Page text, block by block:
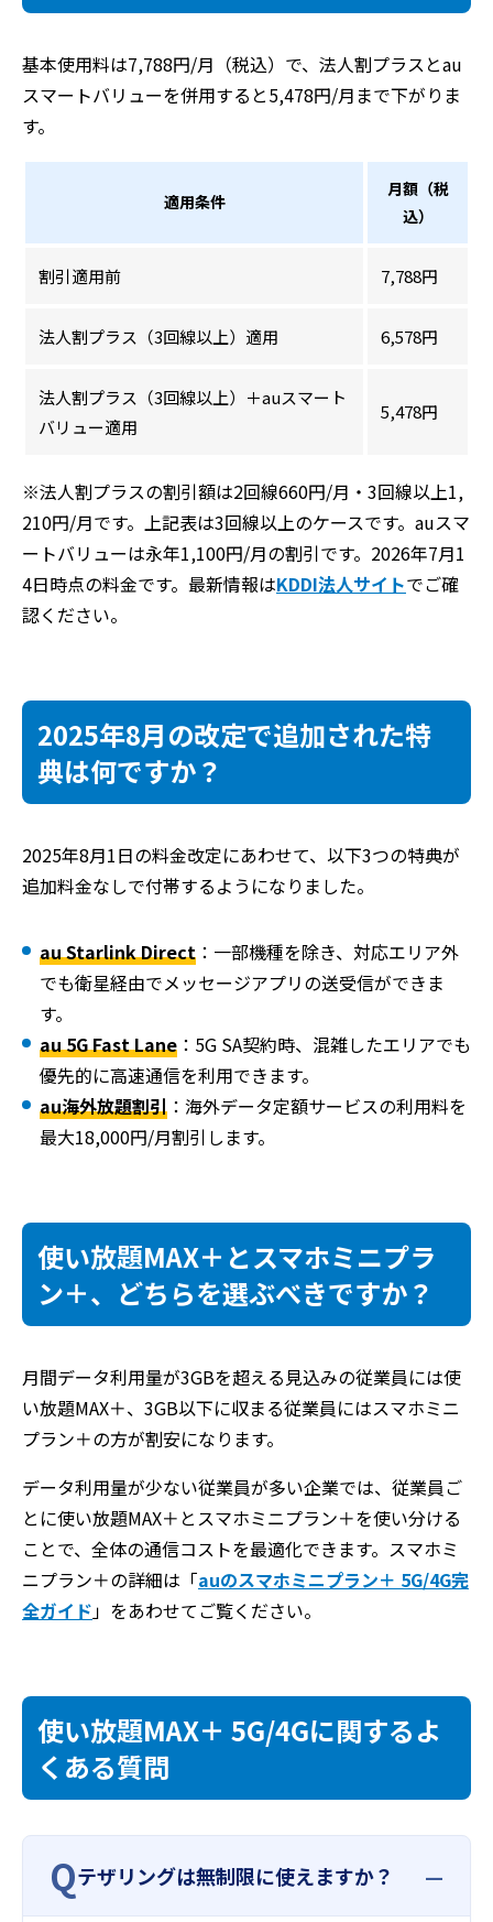
基本使用料は7,788円/月（税込）で、法人割プラスとau
スマートバリューを併用すると5,478円/月まで下がりま
す。
適用条件
月額（税
込）
割引適用前 7,788円
法人割プラス（3回線以上）適用 6,578円
法人割プラス（3回線以上）＋auスマート
バリュー適用
5,478円
※法人割プラスの割引額は2回線660円/月・3回線以上1,
210円/月です。上記表は3回線以上のケースです。auスマ
ートバリューは永年1,100円/月の割引です。2026年7月1
4日時点の料金です。最新情報はKDDI法人サイトでご確
認ください。
2025年8月の改定で追加された特
典は何ですか？
2025年8月1日の料金改定にあわせて、以下3つの特典が
追加料金なしで付帯するようになりました。
au Starlink Direct ：一部機種を除き、対応エリア外
でも衛星経由でメッセージアプリの送受信ができま
す。
au 5G Fast Lane ：5G SA契約時、混雑したエリアでも
優先的に高速通信を利用できます。
au海外放題割引 ：海外データ定額サービスの利用料を
最大18,000円/月割引します。
使い放題MAX＋とスマホミニプラ
ン＋、どちらを選ぶべきですか？
月間データ利用量が3GBを超える見込みの従業員には使
い放題MAX＋、3GB以下に収まる従業員にはスマホミニ
プラン＋の方が割安になります。
データ利用量が少ない従業員が多い企業では、従業員ご
とに使い放題MAX＋とスマホミニプラン＋を使い分ける
ことで、全体の通信コストを最適化できます。スマホミ
ニプラン＋の詳細は「auのスマホミニプラン＋ 5G/4G完
全ガイド」をあわせてご覧ください。
使い放題MAX＋ 5G/4Gに関するよ
くある質問
Qテザリングは無制限に使えますか？